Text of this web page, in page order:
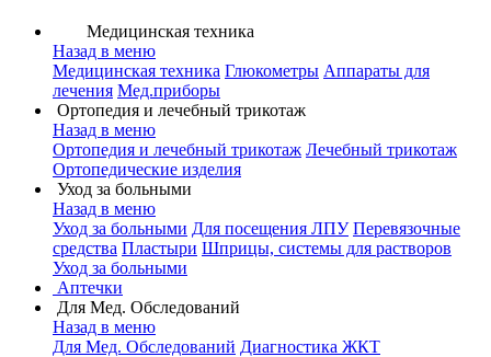
Медицинская техника
Назад в меню
Медицинская техника Глюкометры Аппараты для
лечения Мед.приборы
Ортопедия и лечебный трикотаж
Назад в меню
Ортопедия и лечебный трикотаж Лечебный трикотаж
Ортопедические изделия
Уход за больными
Назад в меню
Уход за больными Для посещения ЛПУ Перевязочные
средства Пластыри Шприцы, системы для растворов
Уход за больными
Аптечки
Для Мед. Обследований
Назад в меню
Для Мед. Обследований Диагностика ЖКТ